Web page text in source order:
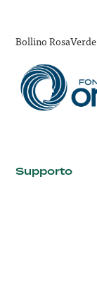
Bollino
Supporto